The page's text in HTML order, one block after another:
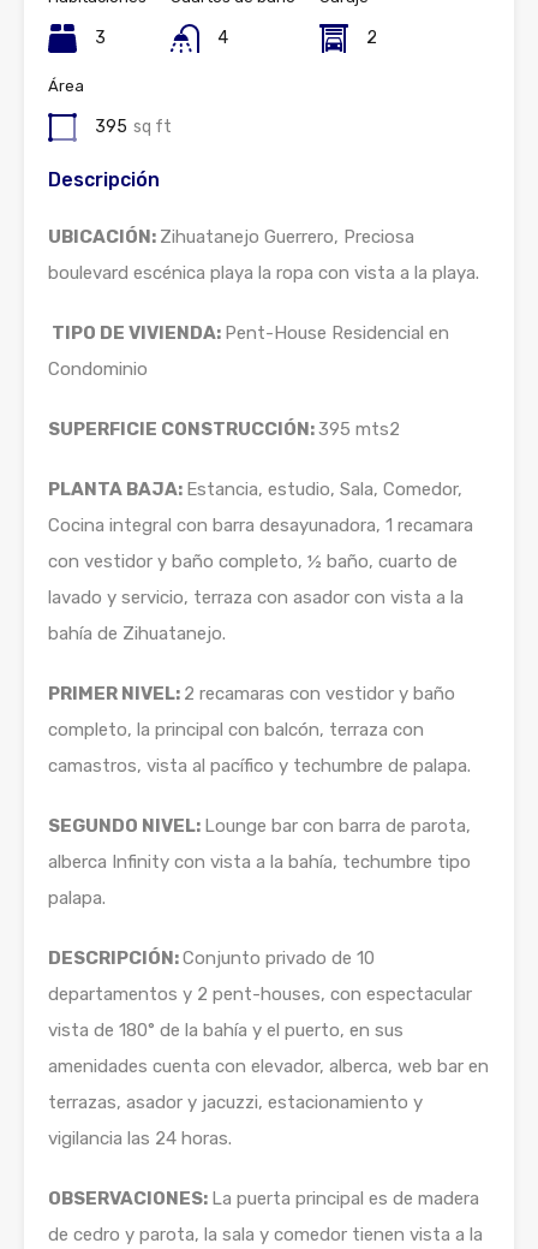
3 4 2
Área
395 sq ft
Descripción
UBICACIÓN: Zihuatanejo Guerrero, Preciosa
boulevard escénica playa la ropa con vista a la playa.
TIPO DE VIVIENDA: Pent-House Residencial en
Condominio
SUPERFICIE CONSTRUCCIÓN:395 mts2
PLANTA BAJA: Estancia, estudio, Sala, Comedor,
Cocina integral con barra desayunadora, 1 recamara
con vestidor y baño completo, ½ baño, cuarto de
lavado y servicio, terraza con asador con vista a la
bahía de Zihuatanejo.
PRIMER NIVEL: 2 recamaras con vestidor y baño
completo, la principal con balcón, terraza con
camastros, vista al pacífico y techumbre de palapa.
SEGUNDO NIVEL: Lounge bar con barra de parota,
alberca Infinity con vista a la bahía, techumbre tipo
palapa.
DESCRIPCIÓN:Conjunto privado de 10
departamentos y 2 pent-houses, con espectacular
vista de 180° de la bahía y el puerto, en sus
amenidades cuenta con elevador, alberca, web bar en
terrazas, asador y jacuzzi, estacionamiento y
vigilancia las 24 horas.
OBSERVACIONES: La puerta principal es de madera
de cedro y parota, la sala y comedor tienen vista a la